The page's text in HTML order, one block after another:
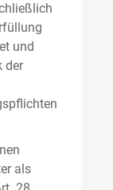
und
der
als